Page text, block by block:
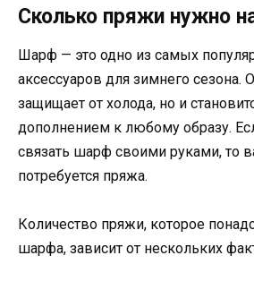
Сколько пряжи нужно
Шарф — это одно из самых
аксессуаров для зимнего сезона.
защищает от холода, но и
дополнением к любому образу.
связать шарф своими руками, то
потребуется пряжа.
Количество пряжи, которое
шарфа, зависит от нескольких